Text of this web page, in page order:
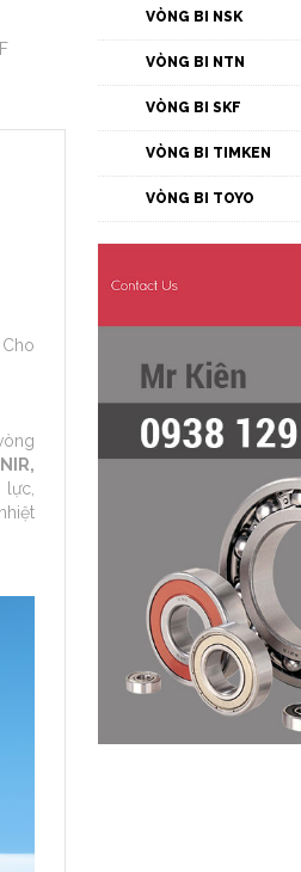
VÒNG BI NSK
VÒNG BI NTN
VÒNG BI SKF
VÒNG BI TIMKEN
VÒNG BI TOYO